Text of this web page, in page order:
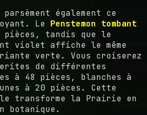
également ce
Le Penstemon tombant
pièces, tandis que le
violet affiche le même
verte. Vous croiserez
de différentes
à 48 pièces, blanches à
à 20 pièces. Cette
transforme la Prairie en
botanique.